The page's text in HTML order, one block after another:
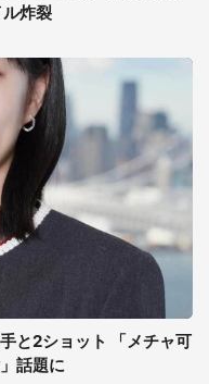
炸裂
と2ショット 「メチャ可
話題に